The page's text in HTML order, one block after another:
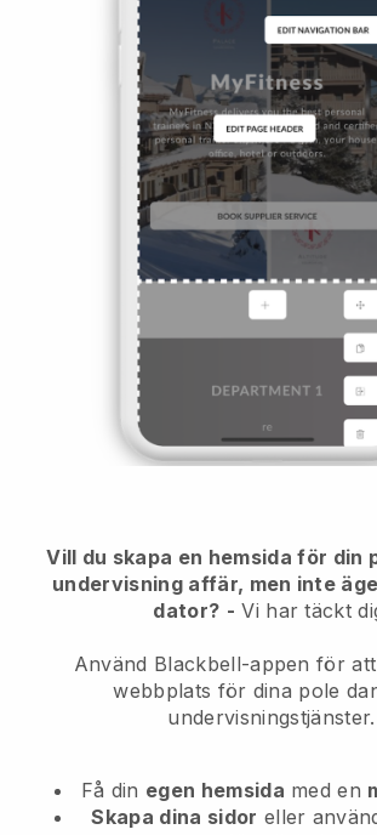
Vill du skapa en hemsida för din
undervisning affär, men inte
dator? - Vi har täckt
Använd Blackbell-appen för
webbplats för dina pole
undervisningstjänster.
Få din egen hemsida med en
Skapa dina sidor eller